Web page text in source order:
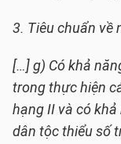
3. Tiêu chuẩn về
[…] g) Có khả
trong thực hiện
hạng II và có
dân tộc thiểu số